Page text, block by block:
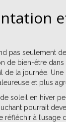
pas seulement
de bien-être
de la journée.
et plus
soleil en hiver
pourrait
réfléchir à